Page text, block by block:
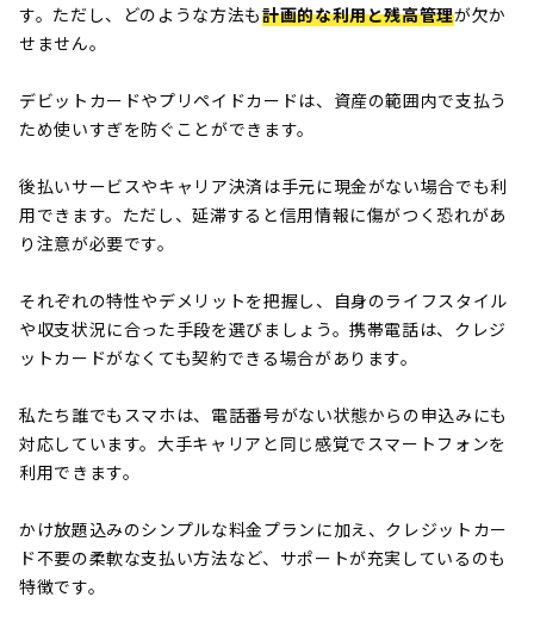
す。ただし、どのような方法も計画的な利用と残高管理が欠か
せません。
デビットカードやプリペイドカードは、資産の範囲内で支払う
ため使いすぎを防ぐことができます。
後払いサービスやキャリア決済は手元に現金がない場合でも利
用できます。ただし、延滞すると信用情報に傷がつく恐れがあ
り注意が必要です。
それぞれの特性やデメリットを把握し、自身のライフスタイル
や収支状況に合った手段を選びましょう。携帯電話は、クレジ
ットカードがなくても契約できる場合があります。
私たち誰でもスマホは、電話番号がない状態からの申込みにも
対応しています。大手キャリアと同じ感覚でスマートフォンを
利用できます。
かけ放題込みのシンプルな料金プランに加え、クレジットカー
ド不要の柔軟な支払い方法など、サポートが充実しているのも
特徴です。